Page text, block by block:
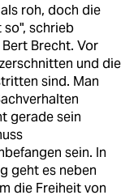
roh, doch die
schrieb
Brecht. Vor
und die
sind. Man
gerade sein
sein. In
geht es neben
die Freiheit von